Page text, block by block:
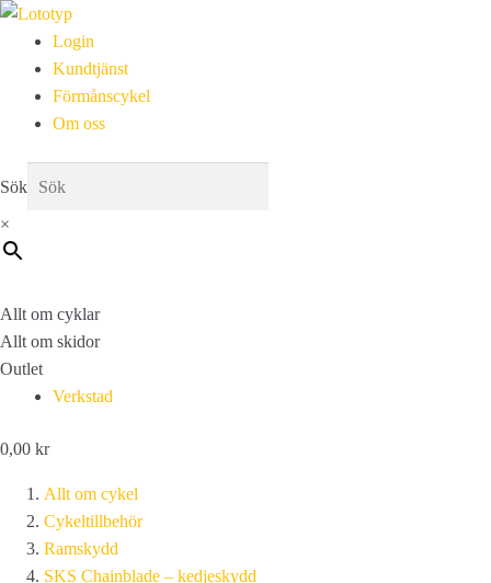
Login
Kundtjänst
Förmånscykel
Om oss
Sök
×
Allt om cyklar
Allt om skidor
Outlet
Verkstad
0,00 kr
Allt om cykel
Cykeltillbehör
Ramskydd
SKS Chainblade – kedjeskydd